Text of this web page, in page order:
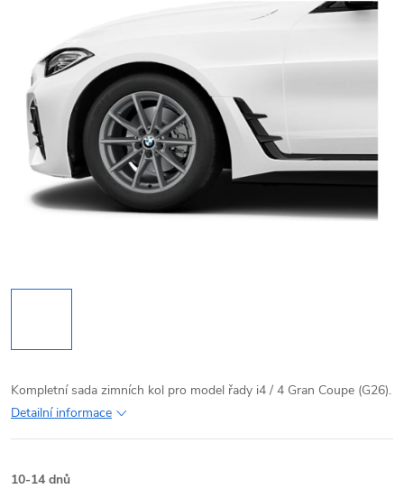
Kompletní sada zimních kol pro model řady i4 / 4 Gran Coupe (G26).
Detailní informace
10-14 dnů